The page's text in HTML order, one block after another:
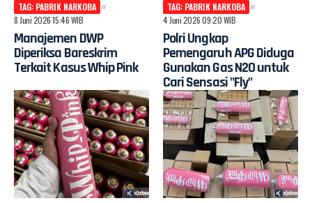
TAG: PABRIK NARKOBA
8 Juni 2026 15:46 WIB
Manajemen DWP
Diperiksa Bareskrim
Terkait Kasus Whip Pink
TAG: PABRIK NARKOBA
4 Juni 2026 09:20 WIB
Polri Ungkap
Pemengaruh APG Diduga
Gunakan Gas N2O untuk
Cari Sensasi "Fly"